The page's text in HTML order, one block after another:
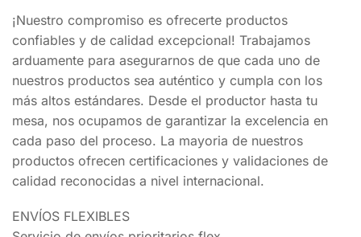
¡Nuestro compromiso es ofrecerte productos
confiables y de calidad excepcional! Trabajamos
arduamente para asegurarnos de que cada uno de
nuestros productos sea auténtico y cumpla con los
más altos estándares. Desde el productor hasta tu
mesa, nos ocupamos de garantizar la excelencia en
cada paso del proceso. La mayoria de nuestros
productos ofrecen certificaciones y validaciones de
calidad reconocidas a nivel internacional.
ENVÍOS FLEXIBLES